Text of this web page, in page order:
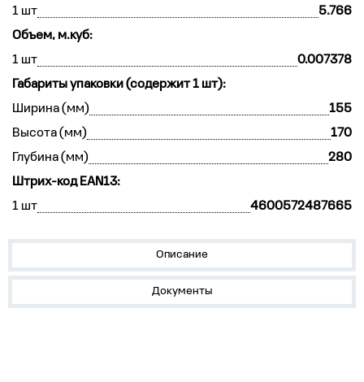
1 шт
5.766
Объем, м.куб:
1 шт
0.007378
Габариты упаковки (содержит 1 шт):
Ширина (мм)
155
Высота (мм)
170
Глубина (мм)
280
Штрих-код EAN13:
1 шт
4600572487665
Описание
Документы